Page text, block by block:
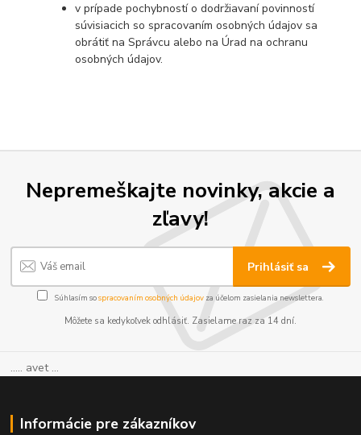
v prípade pochybností o dodržiavaní povinností
súvisiacich so spracovaním osobných údajov sa
obrátiť na Správcu alebo na Úrad na ochranu
osobných údajov.
Nepremeškajte novinky, akcie a
zľavy!
Prihlásiť sa
Súhlasím sospracovaním osobných údajov za účelom zasielania newslettera.
Môžete sa kedykoľvek odhlásiť. Zasielame raz za 14 dní.
..... avet ...
Informácie pre zákazníkov